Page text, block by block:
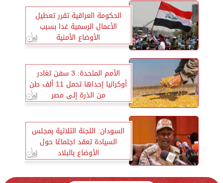
الحكومة العراقية تقرر تعطيل
الأعمال الرسمية غدا بسبب
الأوضاع الأمنية
الأمم المتحدة: 3 سفن تغادر
أوكرانيا إحداها تحمل 11 ألف طن
من الذرة إلى مصر
السودان: اللجنة الثلاثية بمجلس
السيادة تعقد اجتماعًا حول
الأوضاع بالبلاد